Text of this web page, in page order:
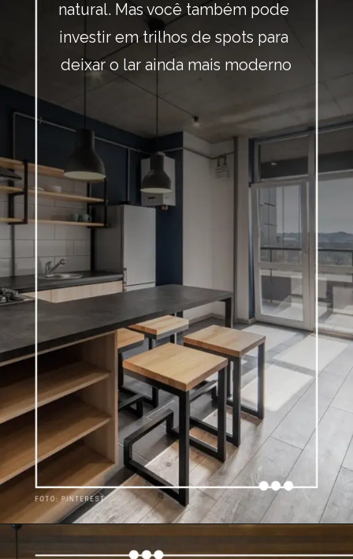
natural. Mas você também pode
investir em trilhos de spots para
deixar o lar ainda mais moderno